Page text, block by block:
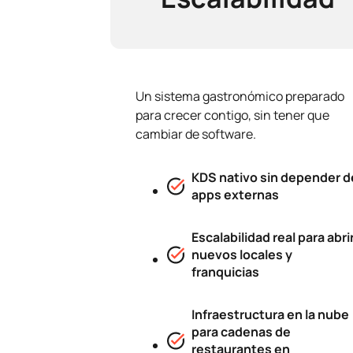
Un sistema gastronómico preparado
para crecer contigo, sin tener que
cambiar de software.
KDS nativo sin depender
apps externas
Escalabilidad real para
nuevos locales y
franquicias
Infraestructura en la nube
para cadenas de
restaurantes en